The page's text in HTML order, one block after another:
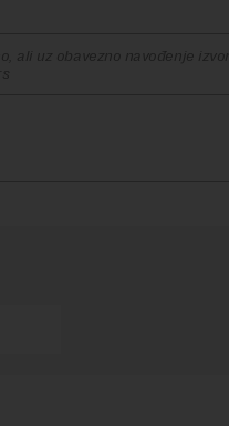
ali uz obavezno navođenje